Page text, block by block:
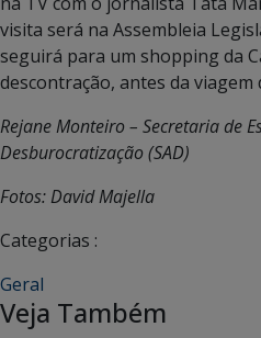
visita será na Assembleia
seguirá para um shopping da
descontração, antes da
Rejane Monteiro – Secretaria de
Desburocratização (SAD)
Fotos: David Majella
Categorias :
Geral
Veja Também